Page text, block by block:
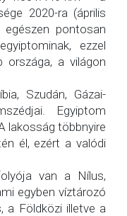
2020-ra (április
pontosan
ezzel
országa, a világon
Szudán, Gázai-
Egyiptom
lakosság többnyire
él, ezért a valódi
van a Nílus,
egyben víztározó
a Földközi illetve a